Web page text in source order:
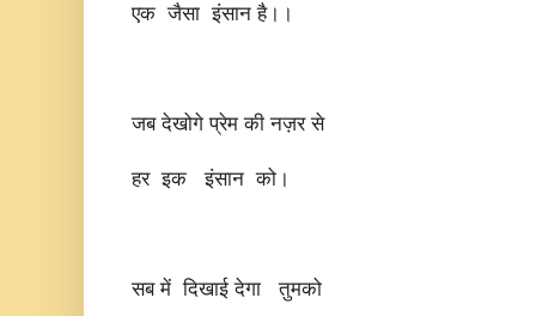
एक जैसा इंसान है।।
जब देखोगे प्रेम की नज़र से
हर इक इंसान को।
सब में दिखाई देगा तुमको